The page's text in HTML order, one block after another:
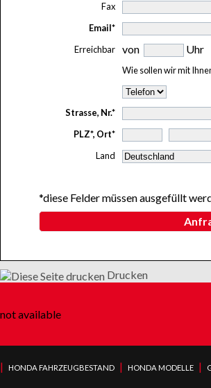
Fax
Email*
Erreichbar
von Uhr
Wie sollen wir mit
Strasse, Nr.*
PLZ*, Ort*
Land
*diese Felder müssen ausgefüllt
Drucken
not available
| HONDA FAHRZEUGBESTAND | HONDA MODELLE |